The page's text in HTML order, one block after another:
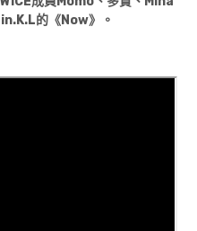
的《Now》。